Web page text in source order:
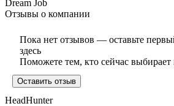
Dream Job
Отзывы о компании
Пока нет отзывов — оставьте
здесь
Поможете тем, кто сейчас выбирает
Оставить отзыв
HeadHunter